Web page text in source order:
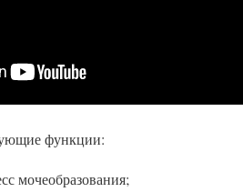
функции:
мочеобразования;